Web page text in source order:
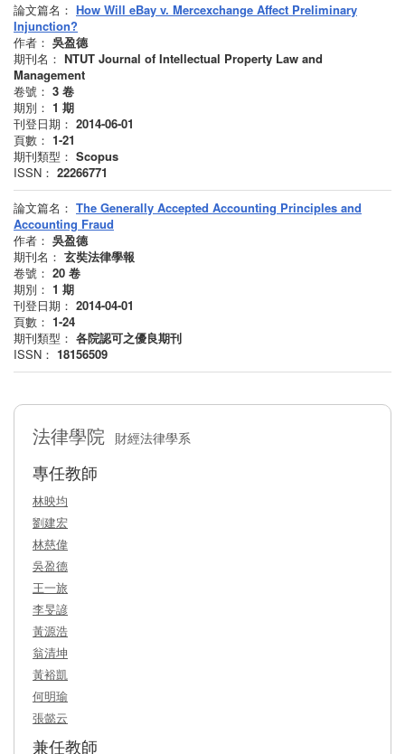
論文篇名： How Will eBay v. Mercexchange Affect Preliminary
Injunction?
作者： 吳盈德
期刊名： NTUT Journal of Intellectual Property Law and
Management
卷號： 3 卷
期別： 1 期
刊登日期： 2014-06-01
頁數： 1-21
期刊類型： Scopus
ISSN： 22266771
論文篇名： The Generally Accepted Accounting Principles and
Accounting Fraud
作者： 吳盈德
期刊名： 玄奘法律學報
卷號： 20 卷
期別： 1 期
刊登日期： 2014-04-01
頁數： 1-24
期刊類型： 各院認可之優良期刊
ISSN： 18156509
法律學院 財經法律學系
專任教師
林映均
劉建宏
林慈偉
吳盈德
王一旅
李旻諺
黃源浩
翁清坤
黃裕凱
何明瑜
張懿云
兼任教師